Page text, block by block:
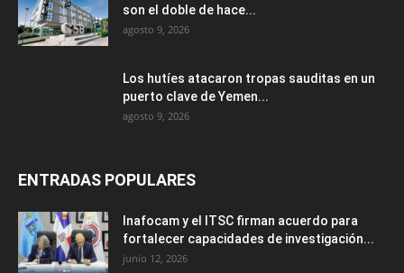
son el doble de hace...
agosto 9, 2026
Los hutíes atacaron tropas sauditas en un
puerto clave de Yemen...
agosto 9, 2026
ENTRADAS POPULARES
Inafocam y el ITSC firman acuerdo para
fortalecer capacidades de investigación...
junio 12, 2026